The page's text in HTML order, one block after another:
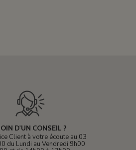
D'UN CONSEIL ?
Client à votre écoute au 03
du Lundi au Vendredi 9h00